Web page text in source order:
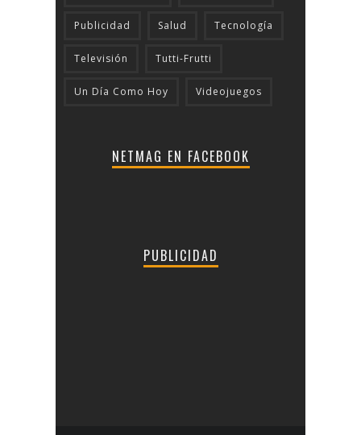
Publicidad Salud Tecnologí­a
Televisión Tutti-Frutti
Un Día Como Hoy Videojuegos
NETMAG EN FACEBOOK
PUBLICIDAD